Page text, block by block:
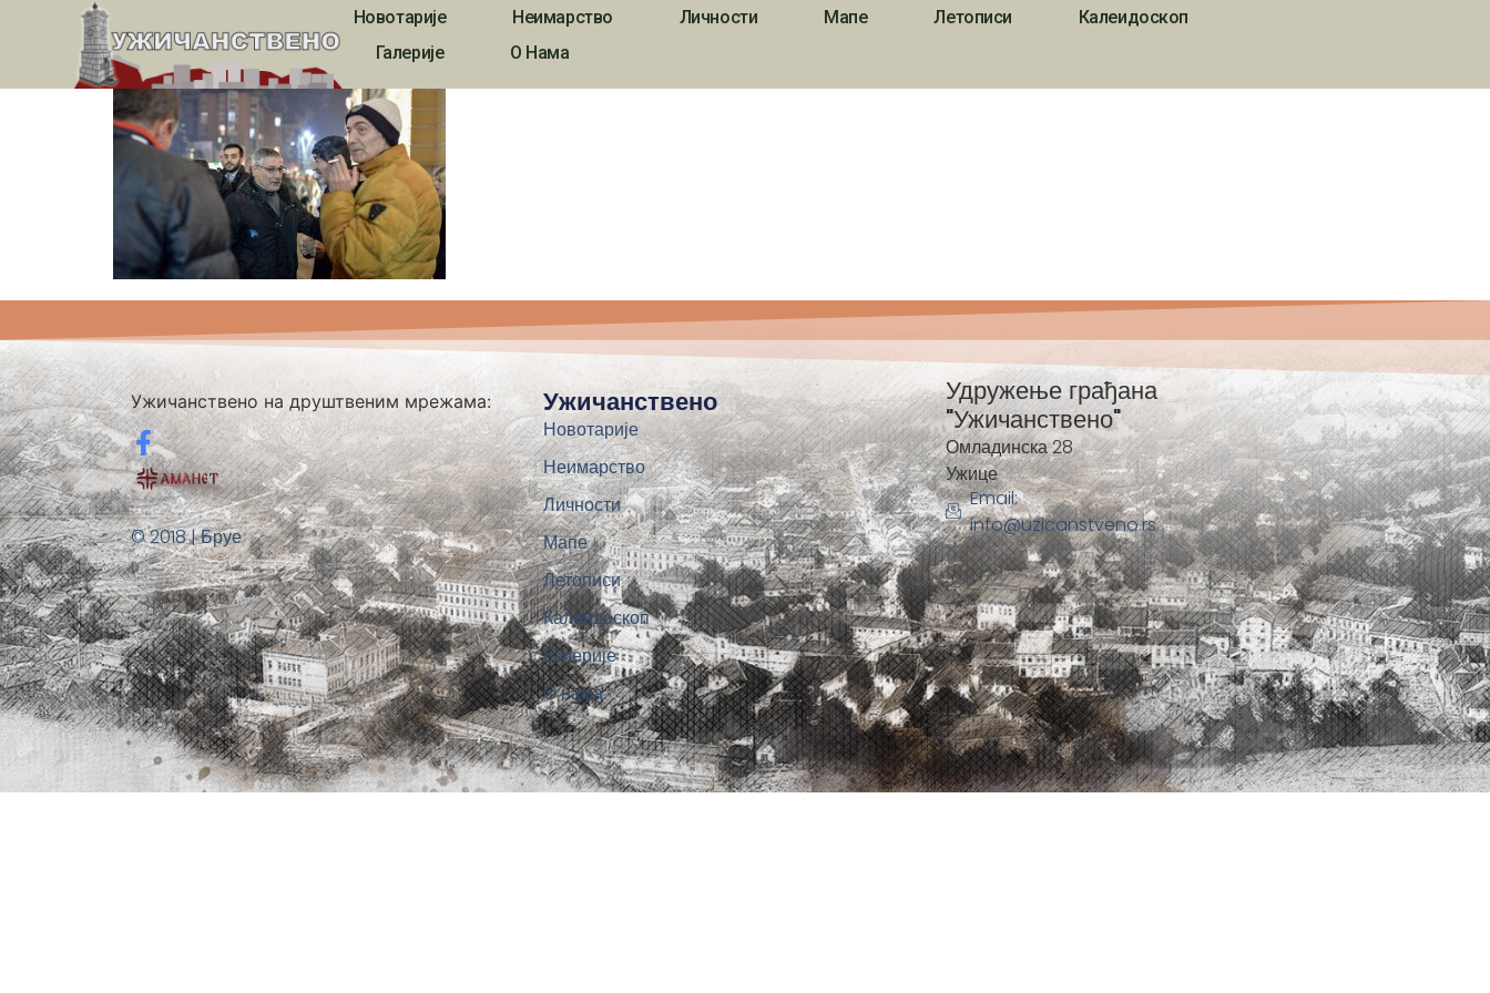
Новотарије Неимарство Личности Мапе Летописи
Калеидоскоп
Галерије
О Нама
4240
Ужичанствено на друштвеним мрежама:
© 2018 | Бруе
Ужичанствено
Новотарије
Неимарство
Личности
Мапе
Летописи
Калеидоскоп
Галерије
О нама
Удружење грађана
"Ужичанствено"
Омладинска 28
Ужице
Email:
info@uzicanstveno.rs